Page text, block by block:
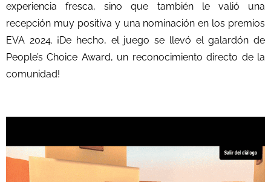
experiencia fresca, sino que también le valió una
recepción muy positiva y una nominación en los premios
EVA 2024. ¡De hecho, el juego se llevó el galardón de
People’s Choice Award, un reconocimiento directo de la
comunidad!